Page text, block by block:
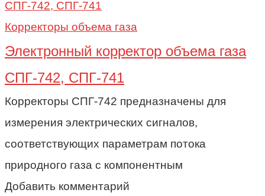
Корректоры объема газа
Электронный корректор объема газа
СПГ-742, СПГ-741
Корректоры СПГ-742 предназначены для
измерения электрических сигналов,
соответствующих параметрам потока
природного газа с компонентным
Добавить комментарий